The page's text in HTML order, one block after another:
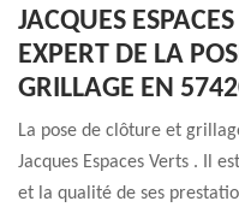
JACQUES
EXPERT DE LA
GRILLAGE EN
La pose de clôture et
Jacques Espaces Verts . Il
et la qualité de ses